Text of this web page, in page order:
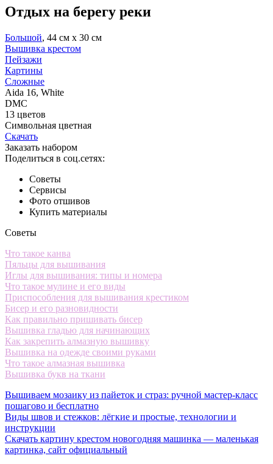
Отдых на берегу реки
Большой, 44 см х 30 см
Вышивка крестом
Пейзажи
Картины
Сложные
Aida 16, White
DMC
13 цветов
Символьная цветная
Скачать
Заказать набором
Поделиться в соц.сетях:
Советы
Сервисы
Фото отшивов
Купить материалы
Советы
Что такое канва
Пяльцы для вышивания
Иглы для вышивания: типы и номера
Что такое мулине и его виды
Приспособления для вышивания крестиком
Бисер и его разновидности
Как правильно пришивать бисер
Вышивка гладью для начинающих
Как закрепить алмазную вышивку
Вышивка на одежде своими руками
Что такое алмазная вышивка
Вышивка букв на ткани
Вышиваем мозаику из пайеток и страз: ручной мастер-класс
пошагово и бесплатно
Виды швов и стежков: лёгкие и простые, технологии и
инструкции
Скачать картину крестом новогодняя машинка — маленькая
картинка, сайт официальный